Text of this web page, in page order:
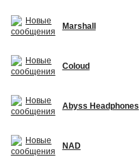
Marshall
Coloud
Abyss Headphones
NAD